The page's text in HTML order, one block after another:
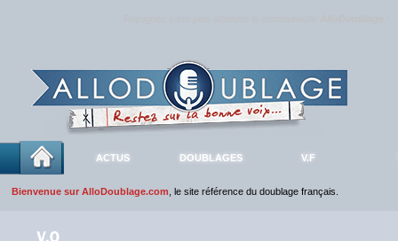
ACTUS DOUBLAGES V.F
Bienvenue sur AlloDoublage.com , le site référence du doublage français.